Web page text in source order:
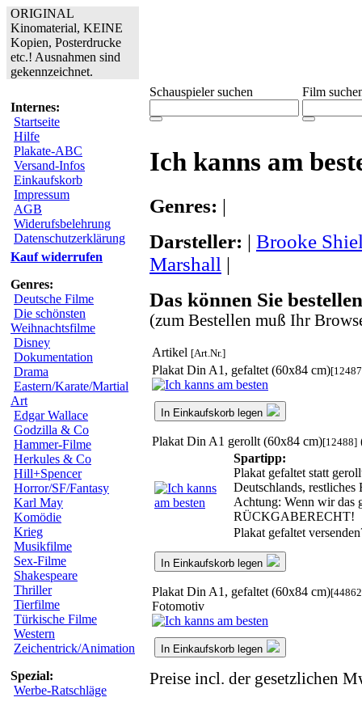
ORIGINAL
Kinomaterial, KEINE
Kopien, Posterdrucke
etc.! Ausnahmen sind
gekennzeichnet.
Internes:
Startseite
Hilfe
Plakate-ABC
Versand-Infos
Einkaufskorb
Impressum
AGB
Widerufsbelehrung
Datenschutzerklärung
Kauf widerrufen
Genres:
Deutsche Filme
Die schönsten
Weihnachtsfilme
Disney
Dokumentation
Drama
Eastern/Karate/Martial
Art
Edgar Wallace
Godzilla & Co
Hammer-Filme
Herkules & Co
Hill+Spencer
Horror/SF/Fantasy
Karl May
Komödie
Krieg
Musikfilme
Sex-Filme
Shakespeare
Thriller
Tierfilme
Türkische Filme
Western
Zeichentrick/Animation
Spezial:
Werbe-Ratschläge
Schauspieler suchen Film
Ich kanns am
Genres: |
Darsteller: | Brooke
Marshall |
Das können Sie
(zum Bestellen muß Ihr
Artikel [Art.Nr.]
Plakat Din A1, gefaltet (60x84 cm)
In Einkaufskorb legen
Plakat Din A1 gerollt (60x84 cm)[12488]
Spartipp:
Plakat gefaltet statt
Deutschlands, restliches
Achtung: Wenn wir das
RÜCKGABERECHT!
Plakat gefaltet
In Einkaufskorb legen
Plakat Din A1, gefaltet (60x84 cm)
Fotomotiv
In Einkaufskorb legen
Preise incl. der gesetzlichen